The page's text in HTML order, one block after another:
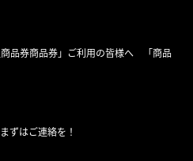
品券商品券」ご利用の皆様へ 「商品
ずはご連絡を！